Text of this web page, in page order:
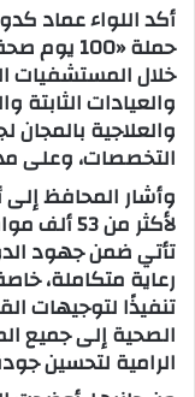
أكد اللواء عماد
حملة
خلال المستشفيات
والعيادات الثابتة
والعلاجية
التخصصات، وعلى
وأشار المحافظ
لأكثر من
تأتي ضمن جهود
رعاية متكاملة،
تنفيذًا لتوجيهات
الصحية إلى جميع
الرامية لتحسين